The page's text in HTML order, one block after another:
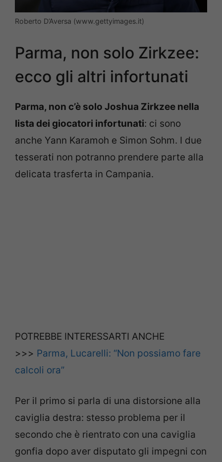
Roberto D’Aversa (www.gettyimages.it)
Parma, non solo Zirkzee:
ecco gli altri infortunati
Parma, non c’è solo Joshua Zirkzee nella
lista dei giocatori infortunati: ci sono
anche Yann Karamoh e Simon Sohm. I due
tesserati non potranno prendere parte alla
delicata trasferta in Campania.
POTREBBE INTERESSARTI ANCHE
>>> Parma, Lucarelli: “Non possiamo fare
calcoli ora”
Per il primo si parla di una distorsione alla
caviglia destra: stesso problema per il
secondo che è rientrato con una caviglia
gonfia dopo aver disputato gli impegni con